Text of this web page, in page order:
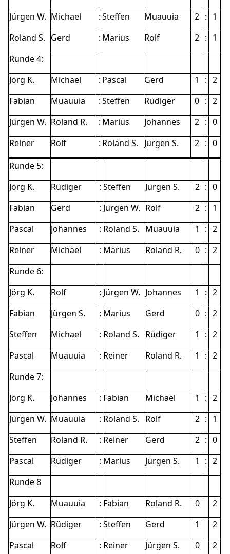
Jürgen W. Michael : Steffen Muauuia 2 : 1
Roland S. Gerd : Marius Rolf 2 : 1
Runde 4:
Jörg K.
Michael : Pascal Gerd 1 : 2
Fabian
Muauuia : Steffen Rüdiger 0 : 2
Jürgen W. Roland R. : Marius Johannes 2 : 0
Reiner
Rolf : Roland S. Jürgen S. 2 : 0
Runde 5:
Jörg K.
Rüdiger : Steffen Jürgen S. 2 : 0
Fabian
Gerd : Jürgen W. Rolf 2 : 1
Pascal
Johannes : Roland S. Muauuia 1 : 2
Reiner
Michael : Marius Roland R. 0 : 2
Runde 6:
Jörg K.
Rolf : Jürgen W. Johannes 1 : 2
Fabian
Jürgen S. : Marius Gerd 0 : 2
Steffen
Michael : Roland S. Rüdiger 1 : 2
Pascal
Muauuia : Reiner Roland R. 1 : 2
Runde 7:
Jörg K.
Johannes : Fabian Michael 1 : 2
Jürgen W. Muauuia : Roland S. Rolf 2 : 1
Steffen
Roland R. : Reiner Gerd 2 : 0
Pascal
Rüdiger : Marius Jürgen S. 1 : 2
Runde 8
Jörg K.
Muauuia : Fabian Roland R. 0
2
Jürgen W. Rüdiger : Steffen Gerd 1
2
Pascal
Rolf : Reiner Jürgen S. 0 2